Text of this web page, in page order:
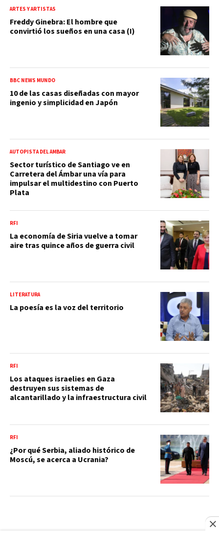
ARTES Y ARTISTAS
Freddy Ginebra: El hombre que
convirtió los sueños en una casa (I)
BBC NEWS MUNDO
10 de las casas diseñadas con mayor
ingenio y simplicidad en Japón
AUTOPISTA DEL ÁMBAR
Sector turístico de Santiago ve en
Carretera del Ámbar una vía para
impulsar el multidestino con Puerto
Plata
RFI
La economía de Siria vuelve a tomar
aire tras quince años de guerra civil
LITERATURA
La poesía es la voz del territorio
RFI
Los ataques israelies en Gaza
destruyen sus sistemas de
alcantarillado y la infraestructura civil
RFI
¿Por qué Serbia, aliado histórico de
Moscú, se acerca a Ucrania?